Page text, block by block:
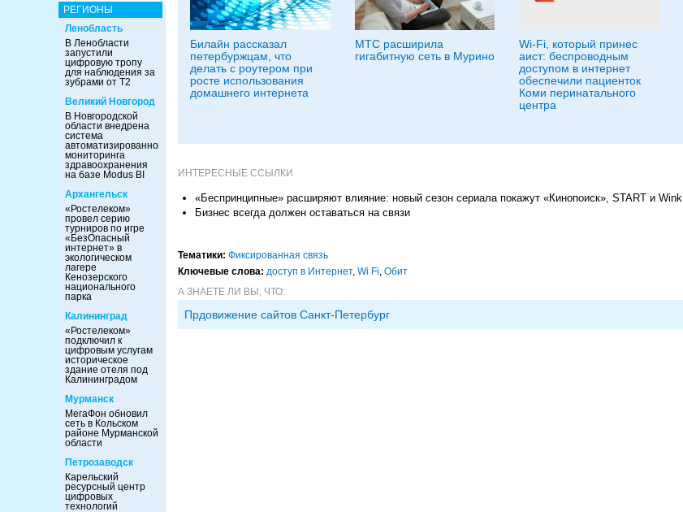
РЕГИОНЫ
Ленобласть
В Ленобласти
запустили
цифровую тропу
для наблюдения за
зубрами от Т2
Великий Новгород
В Новгородской
области внедрена
система
автоматизированного
мониторинга
здравоохранения
на базе Modus BI
Архангельск
«Ростелеком»
провел серию
турниров по игре
«БезОпасный
интернет» в
экологическом
лагере
Кенозерского
национального
парка
Калининград
«Ростелеком»
подключил к
цифровым услугам
историческое
здание отеля под
Калининградом
Мурманск
МегаФон обновил
сеть в Кольском
районе Мурманской
области
Петрозаводск
Карельский
ресурсный центр
цифровых
технологий
Билайн рассказал
петербуржцам, что
делать с роутером при
росте использования
домашнего интернета
МТС расширила
гигабитную сеть в Мурино
Wi-Fi, который принес
аист: беспроводным
доступом в интернет
обеспечили пациенток
Коми перинатального
центра
ИНТЕРЕСНЫЕ ССЫЛКИ
«Беспринципные» расширяют влияние: новый сезон сериала покажут «Кинопоиск», START и Wink
Бизнес всегда должен оставаться на связи
Тематики: Фиксированная связь
Ключевые слова: доступ в Интернет, Wi Fi, Обит
А ЗНАЕТЕ ЛИ ВЫ, ЧТО:
Прдовижение сайтов Санкт-Петербург